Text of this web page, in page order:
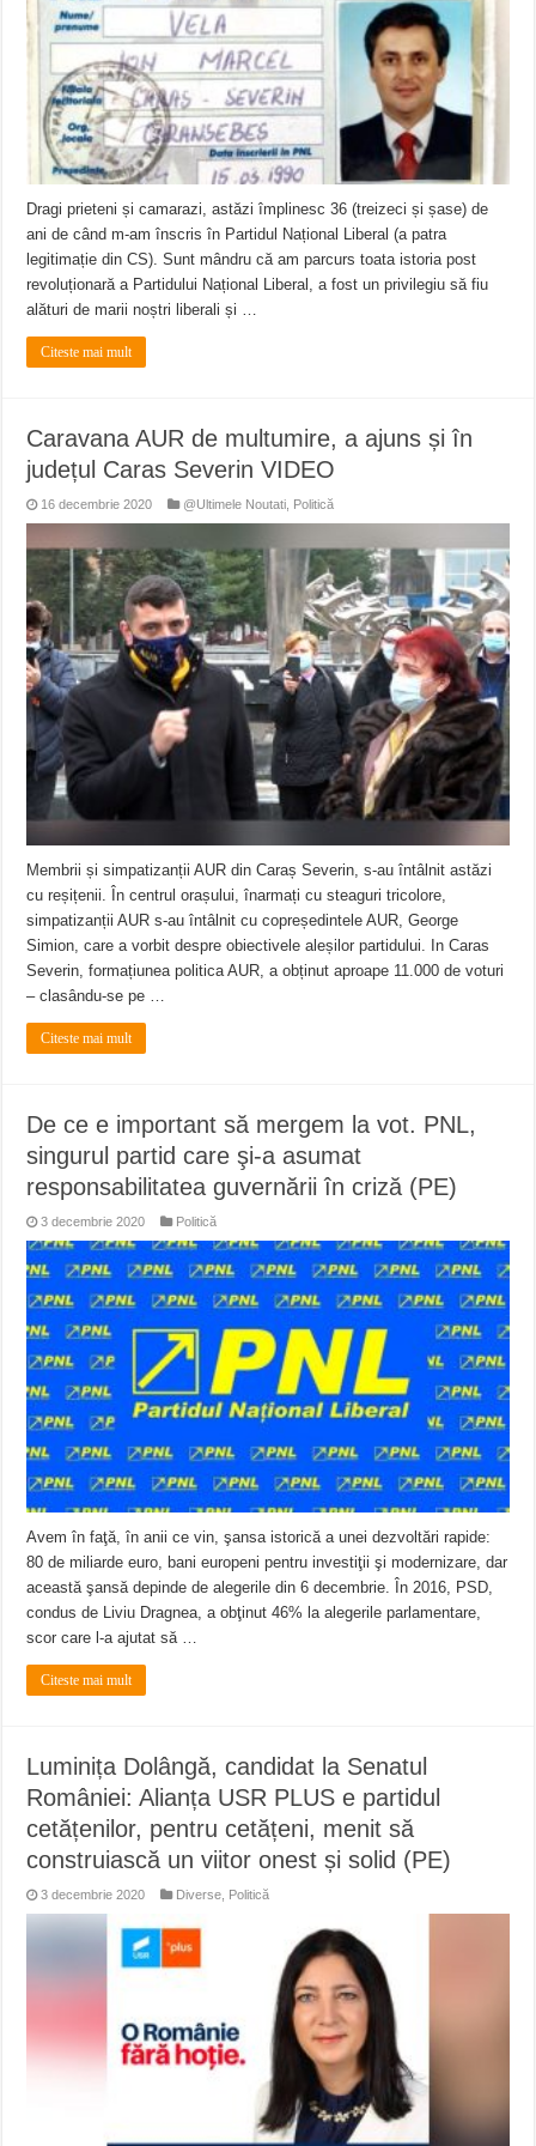
ANUNȚ OPRIRE APĂ în Reșița, cartier Țerova – avarie – 04.08.2026
ANUNȚ OPRIRE APĂ în Reșița – avarie – 03.08.2026 – Calea Caransebeșului
Dragi prieteni și camarazi, astăzi împlinesc 36 (treizeci și șase) de
ani de când m-am înscris în Partidul Național Liberal (a patra
legitimație din CS). Sunt mândru că am parcurs toata istoria post
revoluționară a Partidului Național Liberal, a fost un privilegiu să fiu
alături de marii noștri liberali și …
Citeste mai mult
Caravana AUR de multumire, a ajuns și în
județul Caras Severin VIDEO
16 decembrie 2020 @Ultimele Noutati Politică
Membrii și simpatizanții AUR din Caraș Severin, s-au întâlnit astăzi
cu reșițenii. În centrul orașului, înarmați cu steaguri tricolore,
simpatizanții AUR s-au întâlnit cu copreședintele AUR, George
Simion, care a vorbit despre obiectivele aleșilor partidului. In Caras
Severin, formațiunea politica AUR, a obținut aproape 11.000 de voturi
– clasându-se pe …
Citeste mai mult
De ce e important să mergem la vot. PNL,
singurul partid care şi-a asumat
responsabilitatea guvernării în criză (PE)
3 decembrie 2020 Politică
Avem în faţă, în anii ce vin, şansa istorică a unei dezvoltări rapide:
80 de miliarde euro, bani europeni pentru investiţii şi modernizare, dar
această şansă depinde de alegerile din 6 decembrie. În 2016, PSD,
condus de Liviu Dragnea, a obţinut 46% la alegerile parlamentare,
scor care l-a ajutat să …
Citeste mai mult
Luminița Dolângă, candidat la Senatul
României: Alianța USR PLUS e partidul
cetățenilor, pentru cetățeni, menit să
construiască un viitor onest și solid (PE)
3 decembrie 2020 Diverse Politică